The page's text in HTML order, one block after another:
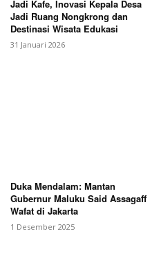
Jadi Kafe, Inovasi Kepala Desa
Jadi Ruang Nongkrong dan
Destinasi Wisata Edukasi
31 Januari 2026
Duka Mendalam: Mantan
Gubernur Maluku Said Assagaff
Wafat di Jakarta
1 Desember 2025